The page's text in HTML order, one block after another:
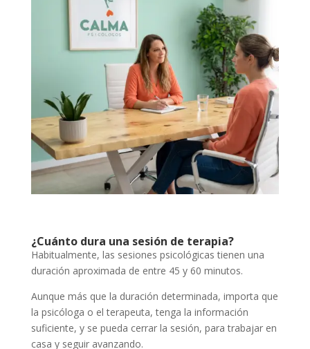
¿Cuánto dura una sesión de terapia?
Habitualmente, las sesiones psicológicas tienen una
duración aproximada de entre 45 y 60 minutos.
Aunque más que la duración determinada, importa que
la psicóloga o el terapeuta, tenga la información
suficiente, y se pueda cerrar la sesión, para trabajar en
casa y seguir avanzando.